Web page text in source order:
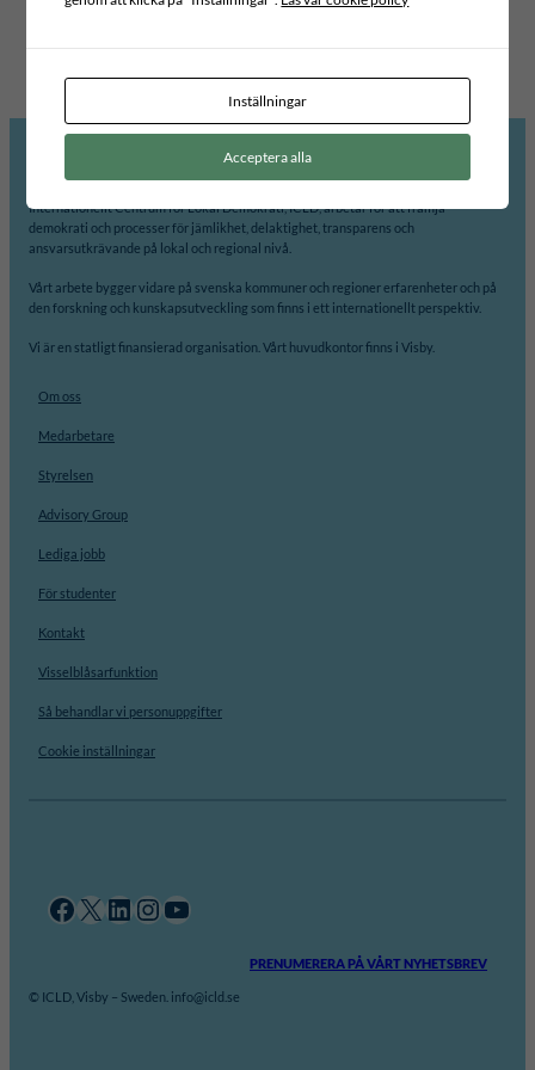
Internationell partner
Internationellt Centrum för Lokal Demokrati, ICLD, arbetar för att främja
demokrati och processer för jämlikhet, delaktighet, transparens och
ansvarsutkrävande på lokal och regional nivå.
Vårt arbete bygger vidare på svenska kommuner och regioner erfarenheter och på
den forskning och kunskapsutveckling som finns i ett internationellt perspektiv.
Vi är en statligt finansierad organisation. Vårt huvudkontor finns i Visby.
Om oss
Medarbetare
Styrelsen
Advisory Group
Lediga jobb
För studenter
Kontakt
Visselblåsarfunktion
Så behandlar vi personuppgifter
Cookie inställningar
Facebook X LinkedIn InstagramYouTube
PRENUMERERA PÅ VÅRT NYHETSBREV
© ICLD, Visby – Sweden. info@icld.se
Inställningar
Acceptera alla